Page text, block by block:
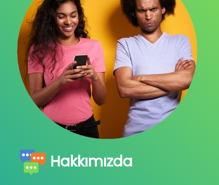
Hakkımızda